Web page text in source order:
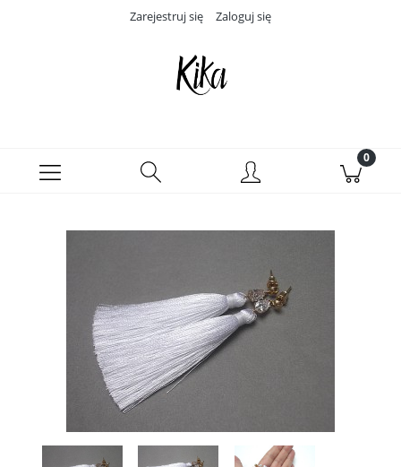
Zarejestruj się Zaloguj się